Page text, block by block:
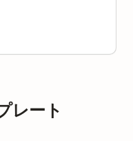
レート